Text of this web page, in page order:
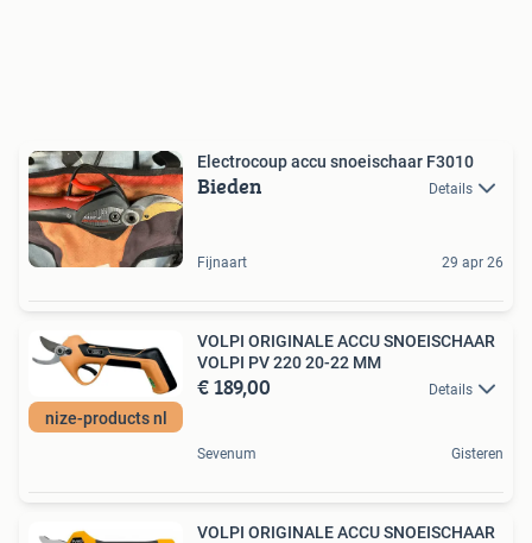
Electrocoup accu snoeischaar F3010
Bieden Details
Fijnaart 29 apr 26
nize-products nl
VOLPI ORIGINALE ACCU SNOEISCHAAR
VOLPI PV 220 20-22 MM
€ 189,00 Details
Sevenum Gisteren
VOLPI ORIGINALE ACCU SNOEISCHAAR